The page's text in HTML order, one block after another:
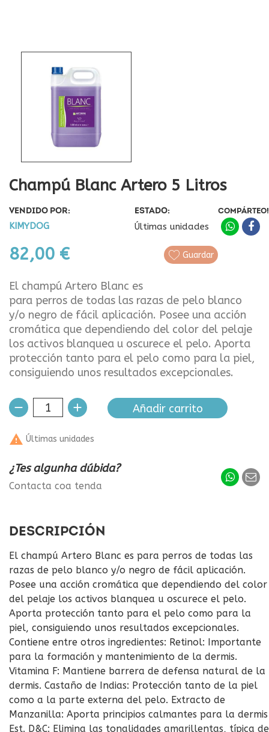
Champú Blanc Artero 5 Litros
VENDIDO POR:
KIMYDOG
ESTADO:
Últimas unidades
82,00 €
COMPÁRTEO!
Guardar
El champú Artero Blanc es
para perros de todas las razas de pelo blanco
y/o negro de fácil aplicación. Posee una acción
cromática que dependiendo del color del pelaje
los activos blanquea u oscurece el pelo. Aporta
protección tanto para el pelo como para la piel,
consiguiendo unos resultados excepcionales.
Añadir carrito
 Últimas unidades
¿Tes algunha dúbida?
Contacta coa tenda
DESCRIPCIÓN
El champú Artero Blanc es para perros de todas las
razas de pelo blanco y/o negro de fácil aplicación.
Posee una acción cromática que dependiendo del color
del pelaje los activos blanquea u oscurece el pelo.
Aporta protección tanto para el pelo como para la
piel, consiguiendo unos resultados excepcionales.
Contiene entre otros ingredientes: Retinol: Importante
para la formación y mantenimiento de la dermis.
Vitamina F: Mantiene barrera de defensa natural de la
dermis. Castaño de Indias: Protección tanto de la piel
como a la parte externa del pelo. Extracto de
Manzanilla: Aporta principios calmantes para la dermis
Est. D&C: Elimina las tonalidades amarillentas, típica de